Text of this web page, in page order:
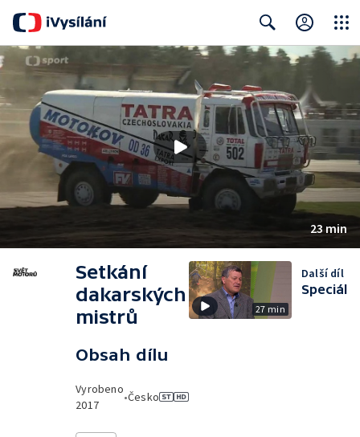
Search Close
23 min
Setkání
dakarských
mistrů
Obsah dílu
Vyrobeno
2017
•Česko
27 min
Další díl
Speciál